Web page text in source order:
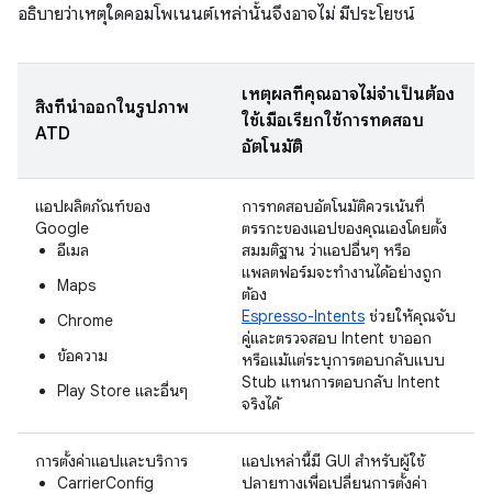
อธิบายว่าเหตุใดคอมโพเนนต์เหล่านั้นจึงอาจไม่ มีประโยชน์
สิ่งที่นำออกในรูปภาพ
ATD
เหตุผลที่คุณอาจไม่จำเป็นต้อง
ใช้เมื่อเรียกใช้การทดสอบ
อัตโนมัติ
แอปผลิตภัณฑ์ของ
Google
อีเมล
Maps
Chrome
ข้อความ
Play Store และอื่นๆ
การทดสอบอัตโนมัติควรเน้นที่
ตรรกะของแอปของคุณเองโดยตั้ง
สมมติฐาน ว่าแอปอื่นๆ หรือ
แพลตฟอร์มจะทำงานได้อย่างถูก
ต้อง
Espresso-Intents ช่วยให้คุณจับ
คู่และตรวจสอบ Intent ขาออก
หรือแม้แต่ระบุการตอบกลับแบบ
Stub แทนการตอบกลับ Intent
จริงได้
การตั้งค่าแอปและบริการ
CarrierConfig
แอปเหล่านี้มี GUI สำหรับผู้ใช้
ปลายทางเพื่อเปลี่ยนการตั้งค่า